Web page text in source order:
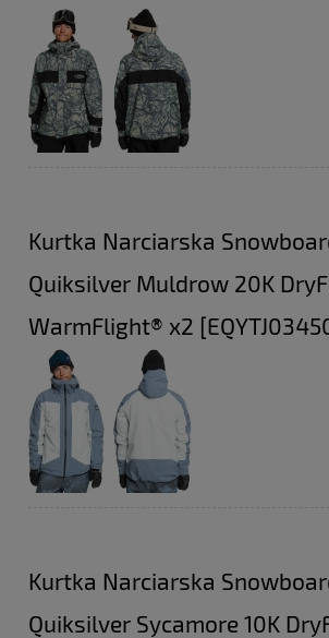
Kurtka Narciarska
Quiksilver Muldrow 20K
WarmFlight® x2
Kurtka Narciarska
Quiksilver Sycamore 10K